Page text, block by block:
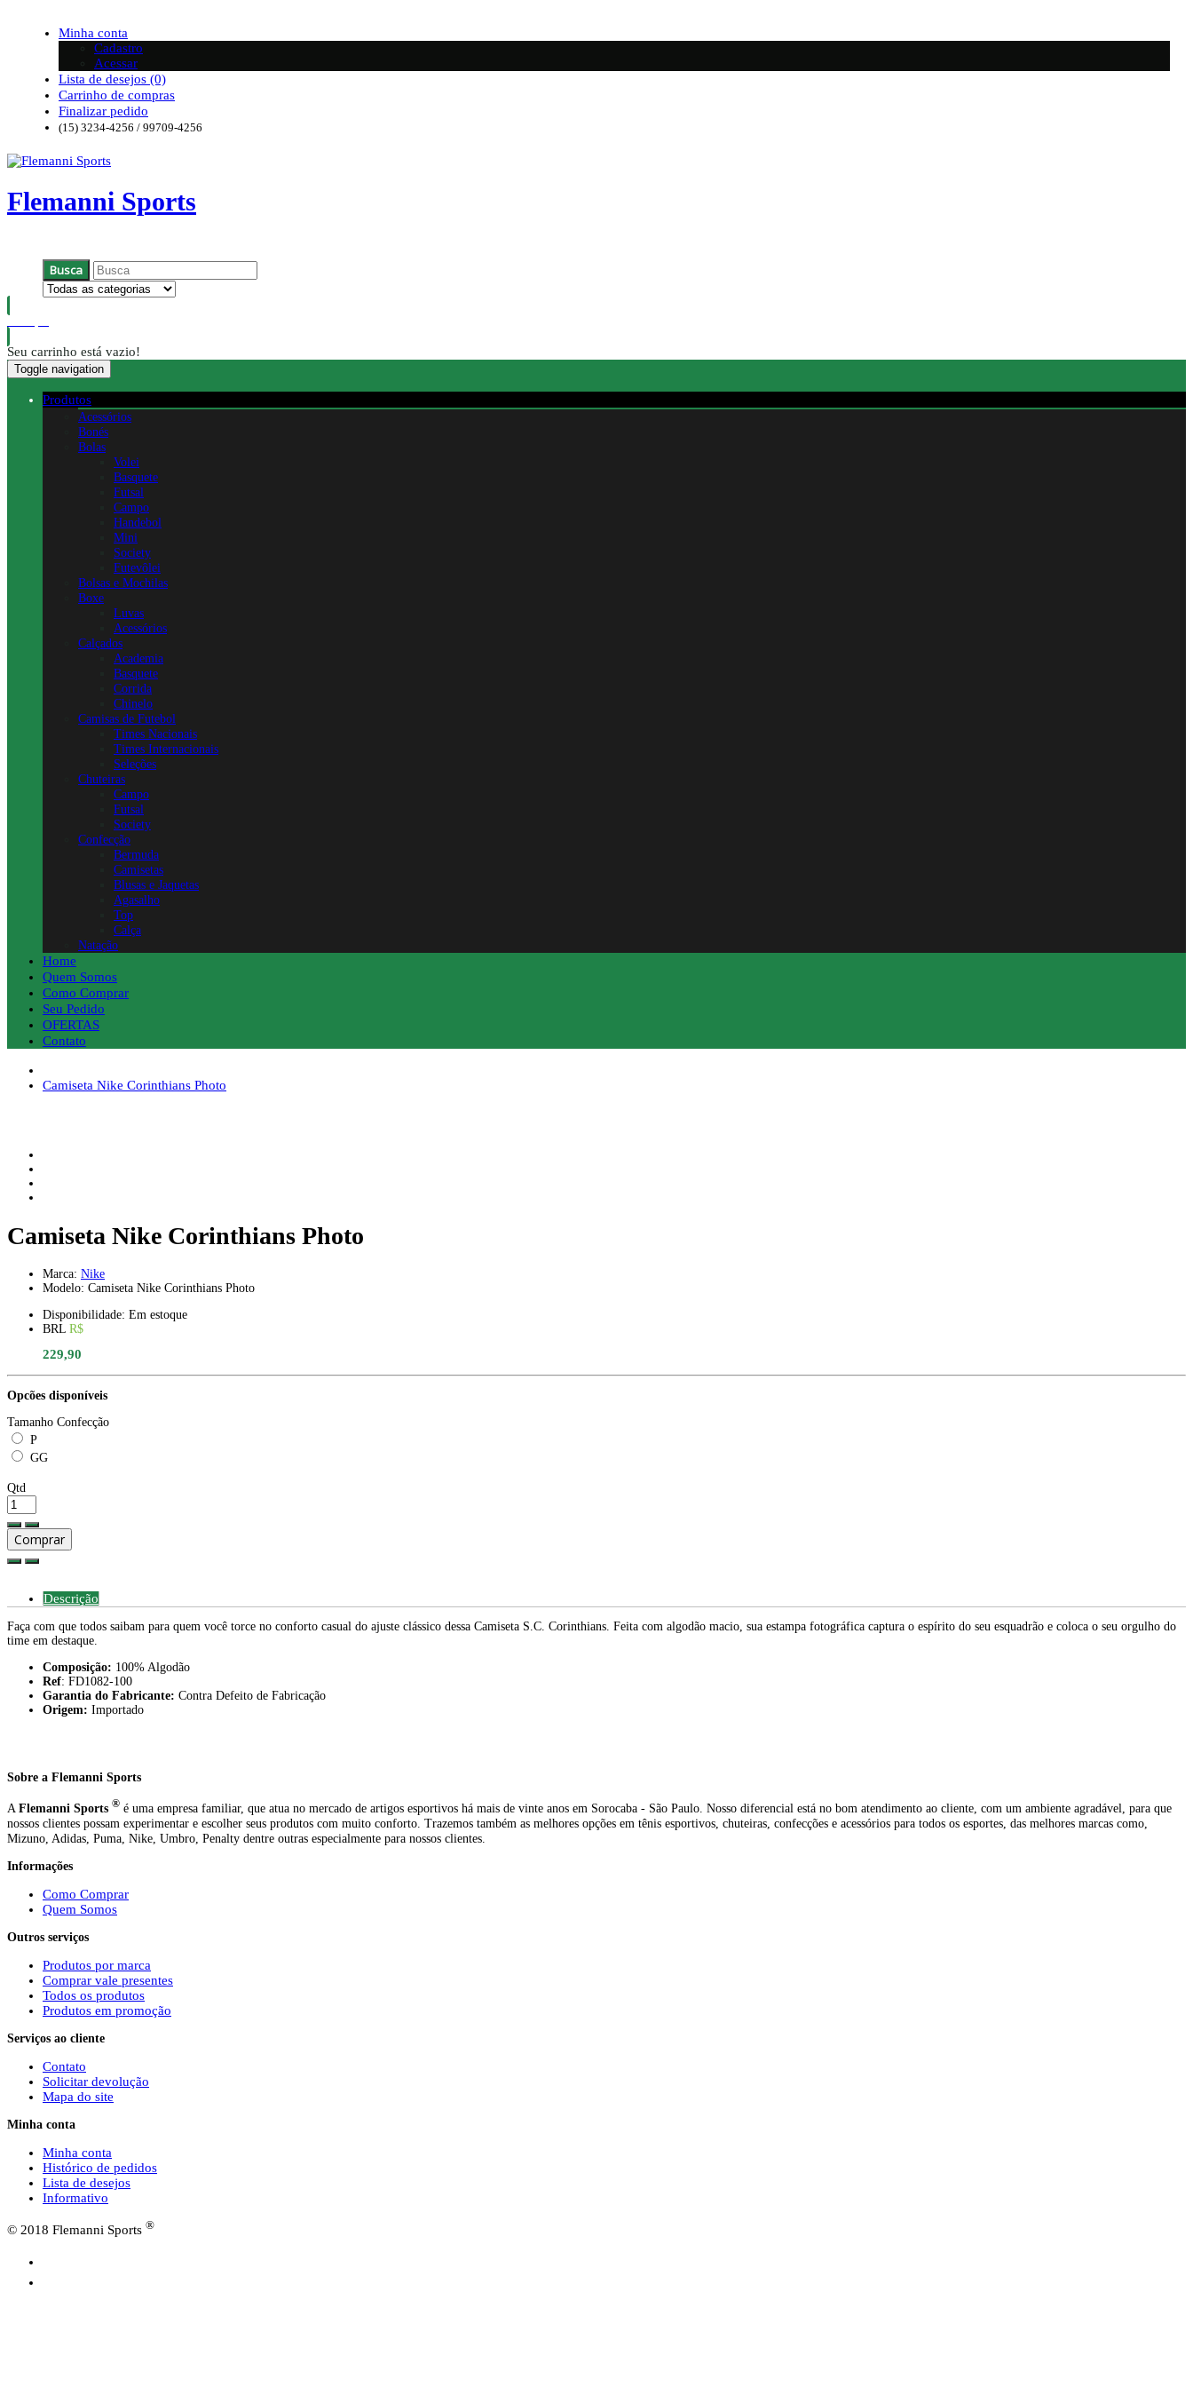
Minha conta
Cadastro
Acessar
Lista de desejos (0)
Carrinho de compras
Finalizar pedido
(15) 3234-4256 / 99709-4256
Flemanni Sports
Busca
Seu carrinho está vazio!
Toggle navigation
Produtos
Acessórios
Bonés
Bolas
Volei
Basquete
Futsal
Campo
Handebol
Mini
Society
Futevôlei
Bolsas e Mochilas
Boxe
Luvas
Acessórios
Calçados
Academia
Basquete
Corrida
Chinelo
Camisas de Futebol
Times Nacionais
Times Internacionais
Seleções
Chuteiras
Campo
Futsal
Society
Confecção
Bermuda
Camisetas
Blusas e Jaquetas
Agasalho
Top
Calça
Natação
Home
Quem Somos
Como Comprar
Seu Pedido
OFERTAS
Contato
Camiseta Nike Corinthians Photo
Camiseta Nike Corinthians Photo
Marca: Nike
Modelo: Camiseta Nike Corinthians Photo
Disponibilidade: Em estoque
BRL R$
229,90
Opcões disponíveis
Tamanho Confecção
P
GG
Qtd
Comprar
Descrição
Faça com que todos saibam para quem você torce no conforto casual do ajuste clássico dessa Camiseta S.C. Corinthians. Feita com algodão macio, sua estampa fotográfica captura o espírito do seu esquadrão e coloca o seu orgulho do
time em destaque.
Composição: 100% Algodão
Ref: FD1082-100
Garantia do Fabricante: Contra Defeito de Fabricação
Origem: Importado
Sobre a Flemanni Sports
A Flemanni Sports ® é uma empresa familiar, que atua no mercado de artigos esportivos há mais de vinte anos em Sorocaba - São Paulo. Nosso diferencial está no bom atendimento ao cliente, com um ambiente agradável, para que
nossos clientes possam experimentar e escolher seus produtos com muito conforto. Trazemos também as melhores opções em tênis esportivos, chuteiras, confecções e acessórios para todos os esportes, das melhores marcas como,
Mizuno, Adidas, Puma, Nike, Umbro, Penalty dentre outras especialmente para nossos clientes.
Informações
Como Comprar
Quem Somos
Outros serviços
Produtos por marca
Comprar vale presentes
Todos os produtos
Produtos em promoção
Serviços ao cliente
Contato
Solicitar devolução
Mapa do site
Minha conta
Minha conta
Histórico de pedidos
Lista de desejos
Informativo
© 2018 Flemanni Sports ®